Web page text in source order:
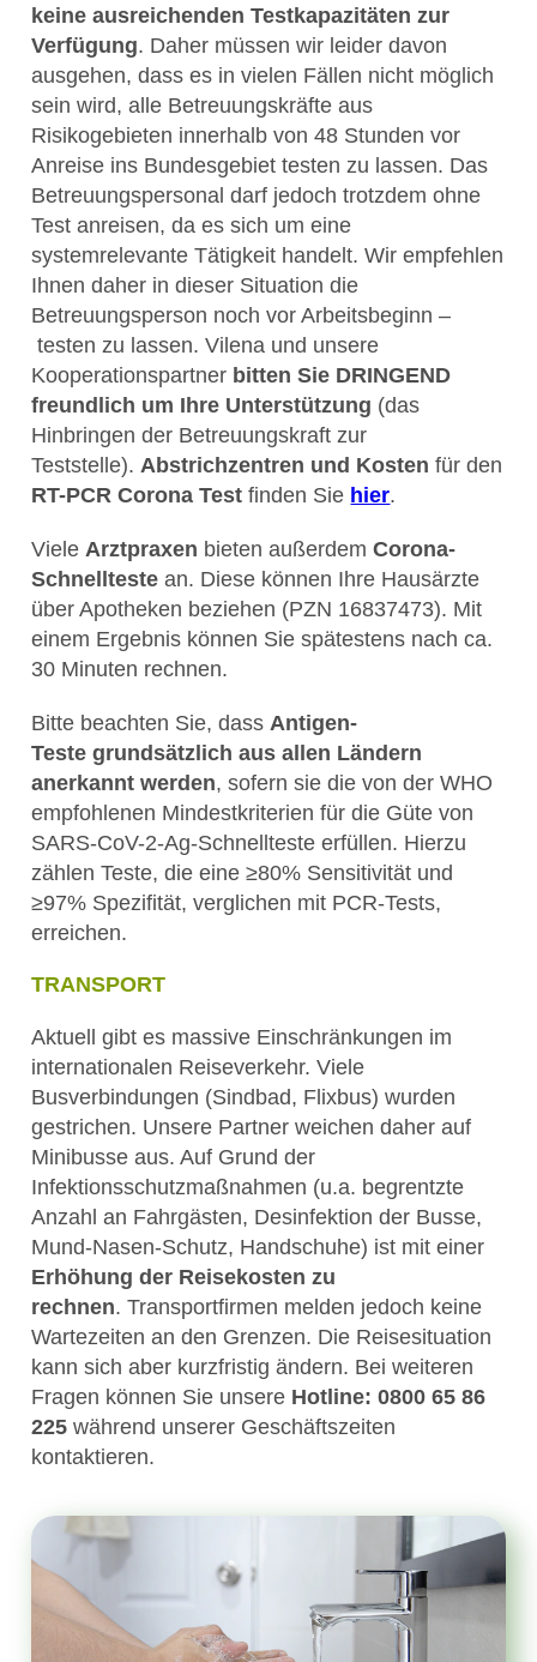
keine ausreichenden Testkapazitäten zur
Verfügung. Daher müssen wir leider davon
ausgehen, dass es in vielen Fällen nicht möglich
sein wird, alle Betreuungskräfte aus
Risikogebieten innerhalb von 48 Stunden vor
Anreise ins Bundesgebiet testen zu lassen. Das
Betreuungspersonal darf jedoch trotzdem ohne
Test anreisen, da es sich um eine
systemrelevante Tätigkeit handelt. Wir empfehlen
Ihnen daher in dieser Situation die
Betreuungsperson noch vor Arbeitsbeginn –
testen zu lassen. Vilena und unsere
Kooperationspartner bitten Sie DRINGEND
freundlich um Ihre Unterstützung (das
Hinbringen der Betreuungskraft zur
Teststelle). Abstrichzentren und Kosten für den
RT-PCR Corona Test finden Sie hier.
Viele Arztpraxen bieten außerdemCorona-
Schnellteste an. Diese können Ihre Hausärzte
über Apotheken beziehen (PZN 16837473). Mit
einem Ergebnis können Sie spätestens nach ca.
30 Minuten rechnen.
Bitte beachten Sie, dass Antigen-
Testegrundsätzlich aus allen Ländern
anerkannt werden, sofern sie die von der WHO
empfohlenen Mindestkriterien für die Güte von
SARS-CoV-2-Ag-Schnellteste erfüllen. Hierzu
zählen Teste, die eine ≥80% Sensitivität und
≥97% Spezifität, verglichen mit PCR-Tests,
erreichen.
TRANSPORT
Aktuell gibt es massive Einschränkungen im
internationalen Reiseverkehr. Viele
Busverbindungen (Sindbad, Flixbus) wurden
gestrichen. Unsere Partner weichen daher auf
Minibusse aus. Auf Grund der
Infektionsschutzmaßnahmen (u.a. begrentzte
Anzahl an Fahrgästen, Desinfektion der Busse,
Mund-Nasen-Schutz, Handschuhe) ist mit einer
Erhöhung der Reisekosten zu
rechnen. Transportfirmen melden jedoch keine
Wartezeiten an den Grenzen. Die Reisesituation
kann sich aber kurzfristig ändern. Bei weiteren
Fragen können Sie unsere Hotline: 0800 65 86
225 während unserer Geschäftszeiten
kontaktieren.